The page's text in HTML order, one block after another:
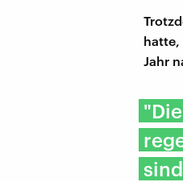
hatte,
Jahr